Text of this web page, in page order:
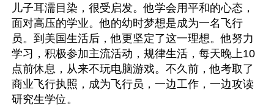
儿子耳濡目染，很受启发。他学会用平和的心态，
面对高压的学业。他的幼时梦想是成为一名飞行
员。到美国生活后，他更坚定了这一理想。他努力
学习，积极参加主流活动，规律生活，每天晚上10
点前休息，从来不玩电脑游戏。不久前，他考取了
商业飞行执照，成为飞行员，一边工作，一边攻读
研究生学位。